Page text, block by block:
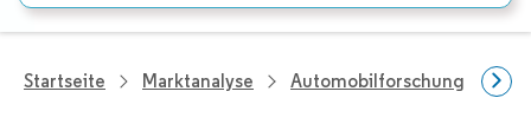
Startseite Marktanalyse Automobilforschung